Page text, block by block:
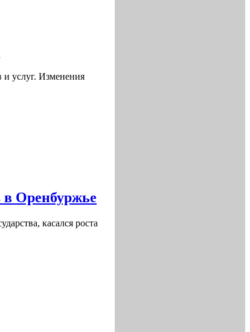
и услуг. Изменения
в Оренбуржье
касался роста